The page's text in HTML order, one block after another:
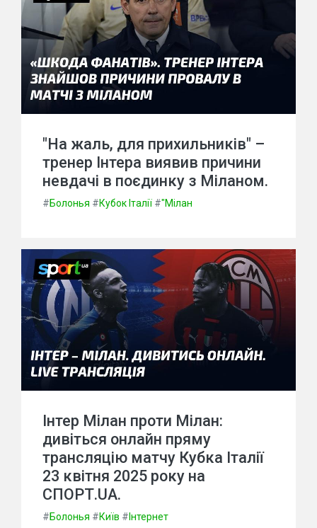
"На жаль, для прихильників" –
тренер Інтера виявив причини
невдачі в поєдинку з Міланом.
#Болонья #Кубок Італії #"Мілан
Інтер Мілан проти Мілан:
дивіться онлайн пряму
трансляцію матчу Кубка Італії
23 квітня 2025 року на
СПОРТ.UA.
#Болонья #Київ # Інтернет